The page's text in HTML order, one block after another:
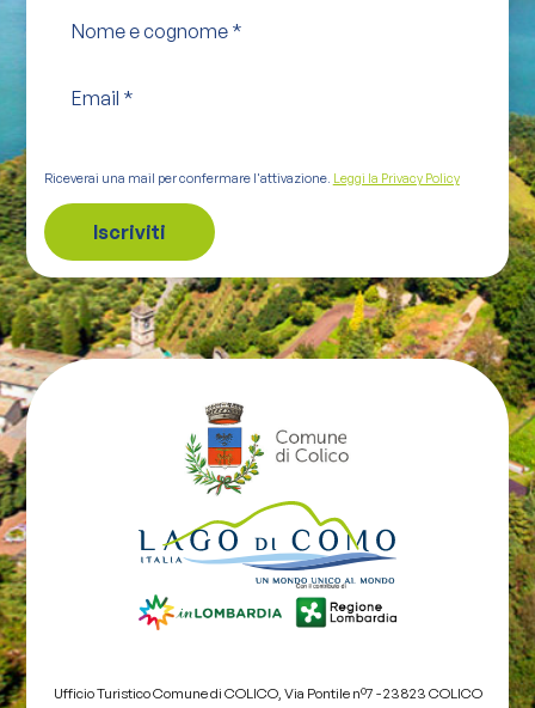
Nome e cognome *
Email *
Riceverai una mail per confermare l'attivazione. Leggi la Privacy Policy
Ufficio Turistico Comune di COLICO, Via Pontile nº7 - 23823 COLICO